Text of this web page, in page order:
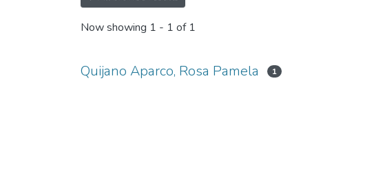
Now showing 1 - 1 of 1
Quijano Aparco, Rosa Pamela 1